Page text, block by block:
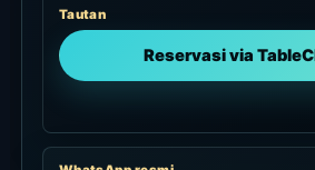
Tautan
Reservasi via